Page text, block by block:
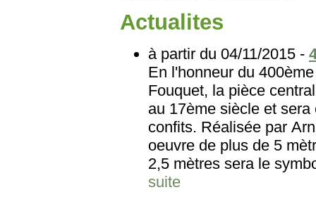
Actualites
à partir du 04/11/2015 -
En l'honneur du
Fouquet, la pièce
au 17ème siècle et
confits. Réalisée par
oeuvre de plus de 5
2,5 mètres sera le
suite